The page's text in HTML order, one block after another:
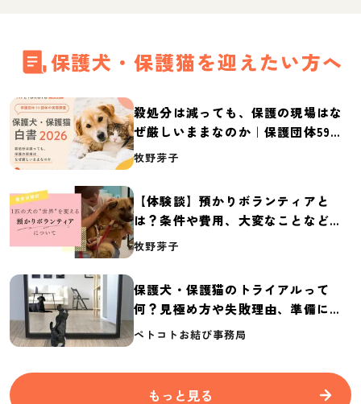
保護犬・保護猫を迎えたい方へ
殺処分は減っても、保護の現場はな
ぜ厳しいままなのか｜保護団体59団
体の実態調査【保護犬・保護猫白書
牧野芽子
【体験談】預かりボランティアと
は？条件や費用、大変なことなど紹
介
牧野芽子
保護犬・保護猫のトライアルって
何？見極め方や失敗理由、準備に必
要なものを紹介
ペトコトお結び事務局
もっと見る